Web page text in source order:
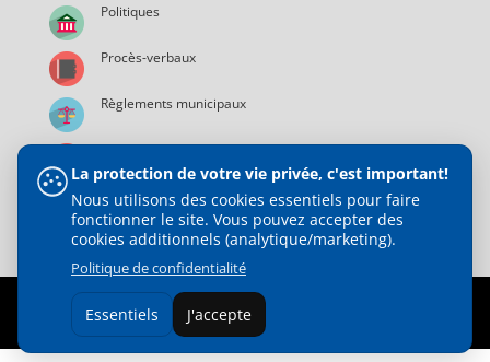
Politiques
Procès-verbaux
Règlements municipaux
Services municipaux
© 2021 Municipalité de Nominingue | Tous droits réservés |
Web Design :Direct Média Plus Inc
La protection de votre vie privée, c'est important!
Nous utilisons des cookies essentiels pour faire
fonctionner le site. Vous pouvez accepter des
cookies additionnels (analytique/marketing).
Politique de confidentialité
Essentiels J'accepte